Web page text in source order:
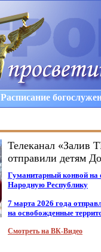
Расписание
Телеканал «Залив
отправили детям
Гуманитарный конвой на
Народную Республику
7 марта 2026 года
на освобожденные
Смотреть на ВК-Видео